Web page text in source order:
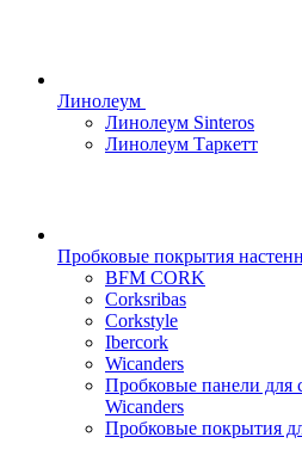
Линолеум
Линолеум Sinteros
Линолеум Таркетт
Пробковые покрытия
BFM CORK
Corksribas
Corkstyle
Ibercork
Wicanders
Пробковые панели для
Wicanders
Пробковые покрытия